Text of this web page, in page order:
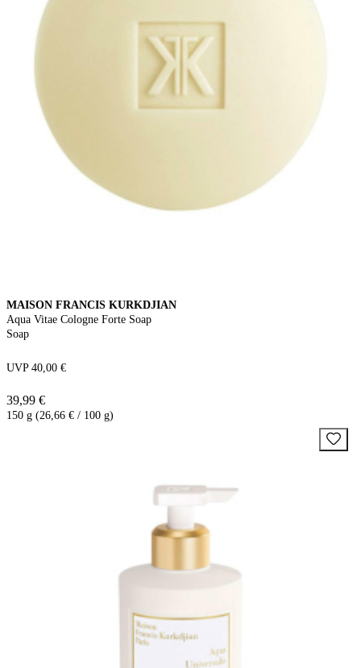
MAISON FRANCIS KURKDJIAN
Aqua Vitae Cologne Forte Soap
Soap
UVP 40,00 €
39,99 €
150 g (26,66 € / 100 g)